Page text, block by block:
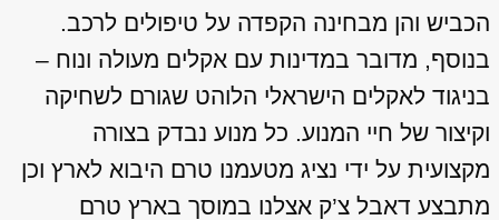
הכביש והן מבחינה הקפדה על טיפולים לרכב.
בנוסף, מדובר במדינות עם אקלים מעולה ונוח –
בניגוד לאקלים הישראלי הלוהט שגורם לשחיקה
וקיצור של חיי המנוע. כל מנוע נבדק בצורה
מקצועית על ידי נציג מטעמנו טרם היבוא לארץ וכן
מתבצע דאבל צ’ק אצלנו במוסך בארץ טרם